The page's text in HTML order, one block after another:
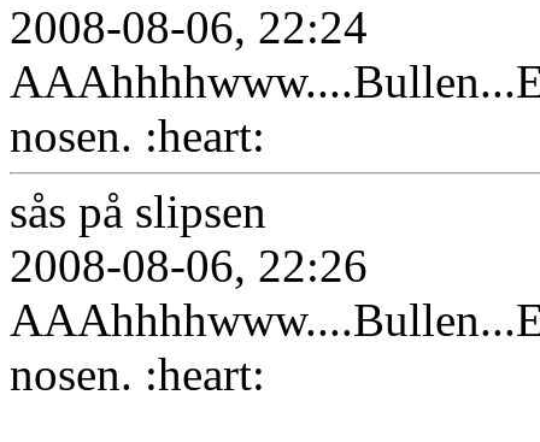
2008-08-06, 22:24
nosen. :heart:
sås på slipsen
2008-08-06, 22:26
nosen. :heart: